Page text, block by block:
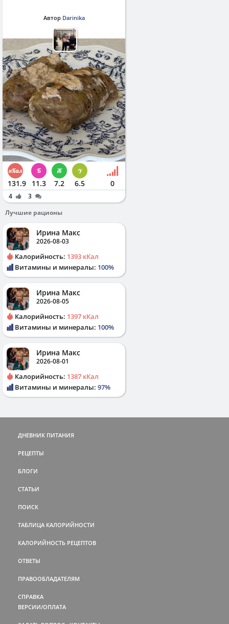
Автор Darinika
131.9 11.3 7.2 6.5 0
4
3
Лучшие рационы
Ирина Макс
2026-08-03
Калорийность: 1393 кКал
Витамины и минералы: 100%
Ирина Макс
2026-08-05
Калорийность: 1397 кКал
Витамины и минералы: 100%
Ирина Макс
2026-08-01
Калорийность: 1387 кКал
Витамины и минералы: 97%
ДНЕВНИК ПИТАНИЯ
РЕЦЕПТЫ
БЛОГИ
СТАТЬИ
ПОИСК
ТАБЛИЦА КАЛОРИЙНОСТИ
КАЛОРИЙНОСТЬ РЕЦЕПТОВ
ОТВЕТЫ
ПРАВООБЛАДАТЕЛЯМ
СПРАВКА
ВЕРСИИ/ОПЛАТА